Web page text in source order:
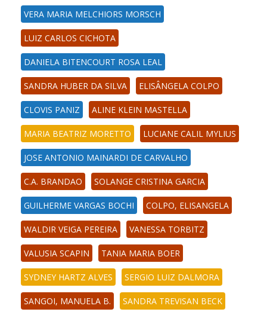
VERA MARIA MELCHIORS MORSCH
LUIZ CARLOS CICHOTA
DANIELA BITENCOURT ROSA LEAL
SANDRA HUBER DA SILVA ELISÂNGELA COLPO
CLOVIS PANIZ ALINE KLEIN MASTELLA
MARIA BEATRIZ MORETTO LUCIANE CALIL MYLIUS
JOSE ANTONIO MAINARDI DE CARVALHO
C.A. BRANDAO SOLANGE CRISTINA GARCIA
GUILHERME VARGAS BOCHI COLPO, ELISANGELA
WALDIR VEIGA PEREIRA VANESSA TORBITZ
VALUSIA SCAPIN TANIA MARIA BOER
SYDNEY HARTZ ALVES SERGIO LUIZ DALMORA
SANGOI, MANUELA B. SANDRA TREVISAN BECK